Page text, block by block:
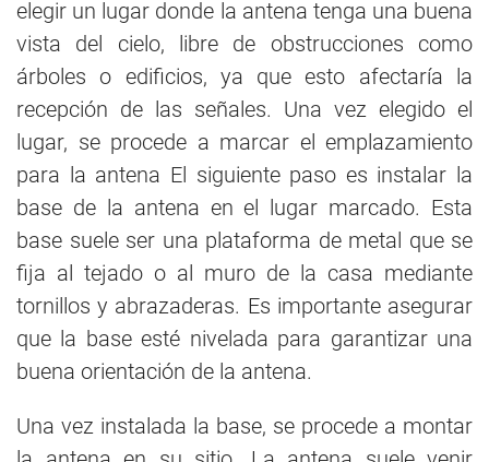
elegir un lugar donde la antena tenga una buena
vista del cielo, libre de obstrucciones como
árboles o edificios, ya que esto afectaría la
recepción de las señales. Una vez elegido el
lugar, se procede a marcar el emplazamiento
para la antena El siguiente paso es instalar la
base de la antena en el lugar marcado. Esta
base suele ser una plataforma de metal que se
fija al tejado o al muro de la casa mediante
tornillos y abrazaderas. Es importante asegurar
que la base esté nivelada para garantizar una
buena orientación de la antena.
Una vez instalada la base, se procede a montar